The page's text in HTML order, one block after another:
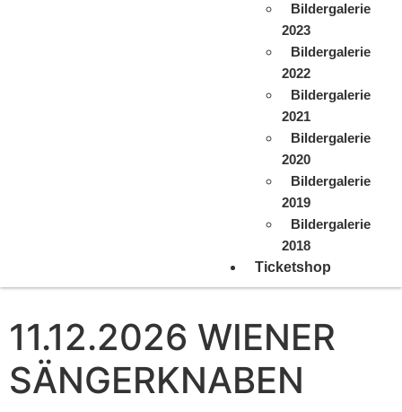
Bildergalerie
2023
Bildergalerie
2022
Bildergalerie
2021
Bildergalerie
2020
Bildergalerie
2019
Bildergalerie
2018
Ticketshop
11.12.2026 WIENER
SÄNGERKNABEN